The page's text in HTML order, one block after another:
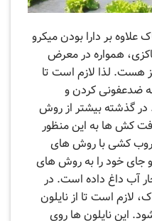
علاوه بر دارا بودن میکرو
همواره در معرض
هست. لذا لازم است تا
ضدعفونی کردن و
در گذشته بیشتر از روش
کش ها به این منظور
کشی با روش های
جای خود را به روش های
آب داغ داده است. در
است تا از نایلون‌
این نایلون ها روی